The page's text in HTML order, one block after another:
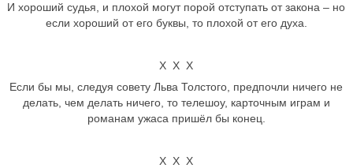
И хороший судья, и плохой могут порой отступать от закона – но
если хороший от его буквы, то плохой от его духа.
Х Х Х
Если бы мы, следуя совету Льва Толстого, предпочли ничего не
делать, чем делать ничего, то телешоу, карточным играм и
романам ужаса пришёл бы конец.
Х Х Х